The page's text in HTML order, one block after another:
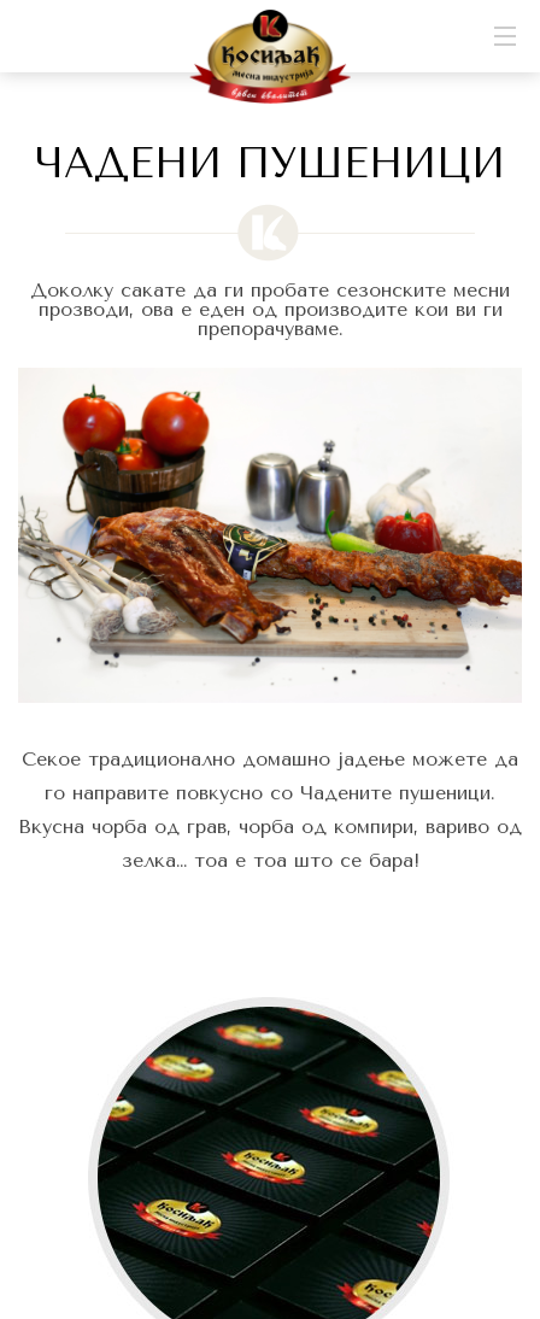
ЧАДЕНИ ПУШЕНИЦИ
Доколку сакате да ги пробате сезонските месни
прозводи, ова е еден од производите кои ви ги
препорачуваме.
Секое традиционално домашно јадење можете да
го направите повкусно со Чадените пушеници.
Вкусна чорба од грав, чорба од компири, вариво од
зелка… тоа е тоа што се бара!